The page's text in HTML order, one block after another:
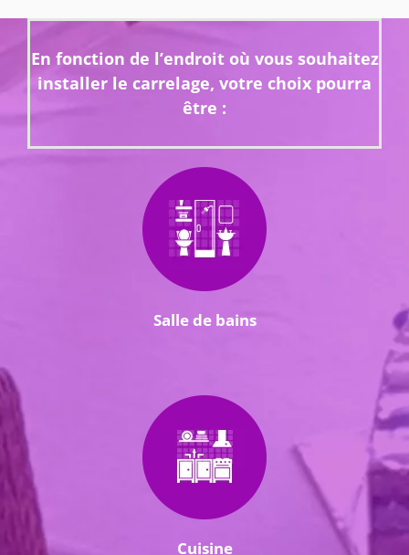
En fonction de l’endroit où vous souhaitez
installer le carrelage, votre choix pourra
être :
Salle de bains
Cuisine